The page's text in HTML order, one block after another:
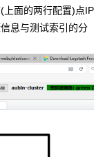
上面的两行配置)点IP
息与测试索引的分